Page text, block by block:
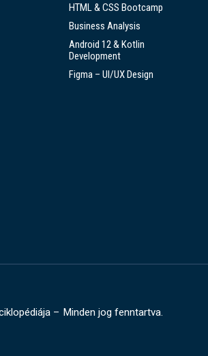
HTML & CSS Bootcamp
Business Analysis
Android 12 & Kotlin
Development
Figma – UI/UX Design
– Minden jog fenntartva.